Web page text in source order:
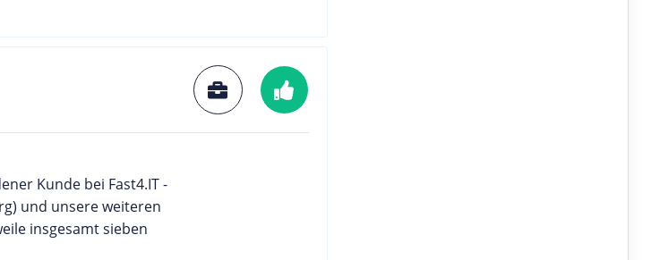
Kunde bei Fast4.IT -
und unsere weiteren
insgesamt sieben